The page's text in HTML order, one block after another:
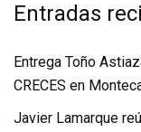
Entradas
Entrega Toño
CRECES en
Javier Lamarque